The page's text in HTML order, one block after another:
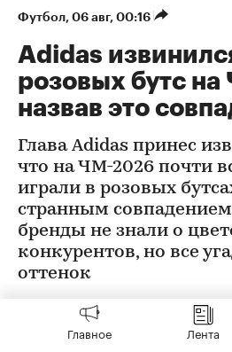
Футбол 06 авг, 00:16
Adidas
розовых бутс
назвав это
Глава Adidas принес
что на ЧМ-2026 почти
играли в розовых
странным
бренды не знали о
конкурентов, но все
оттенок
Главное Лента